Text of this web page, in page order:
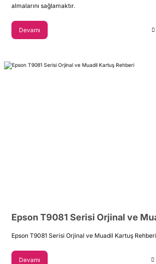
almalarını sağlamaktır.
Devamı
Epson T9081 Serisi Orjinal ve Muadil Kartuş Rehberi
Devamı